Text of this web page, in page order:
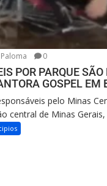
Paloma 0
POR PARQUE
GOSPEL EM
pelo Minas
central de Minas